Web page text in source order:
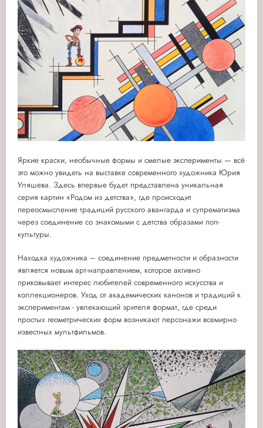
Яркие краски, необычные формы и смелые эксперименты — всё
это можно увидеть на выставке современного художника Юрия
Уляшева. Здесь впервые будет представлена уникальная
серия картин «Родом из детства», где происходит
переосмысление традиций русского авангарда и супрематизма
через соединение со знакомыми с детства образами поп-
культуры.
Находка художника – соединение предметности и образности
является новым арт-направлением, которое активно
приковывает интерес любителей современного искусства и
коллекционеров. Уход от академических канонов и традиций к
экспериментам - увлекающий зрителя формат, где среди
простых геометрических форм возникают персонажи всемирно
известных мультфильмов.